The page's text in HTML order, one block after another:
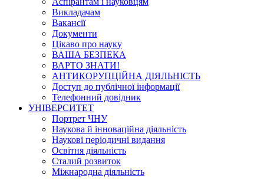
Викладачам
Вакансії
Документи
Цікаво про науку
ВАША БЕЗПЕКА
ВАРТО ЗНАТИ!
АНТИКОРУПЦІЙНА ДІЯЛЬНІСТЬ
Доступ до публічної інформації
Телефонний довідник
УНІВЕРСИТЕТ
Портрет ЧНУ
Наукова й інноваційна діяльність
Наукові періодичні видання
Освітня діяльність
Сталий розвиток
Міжнародна діяльність